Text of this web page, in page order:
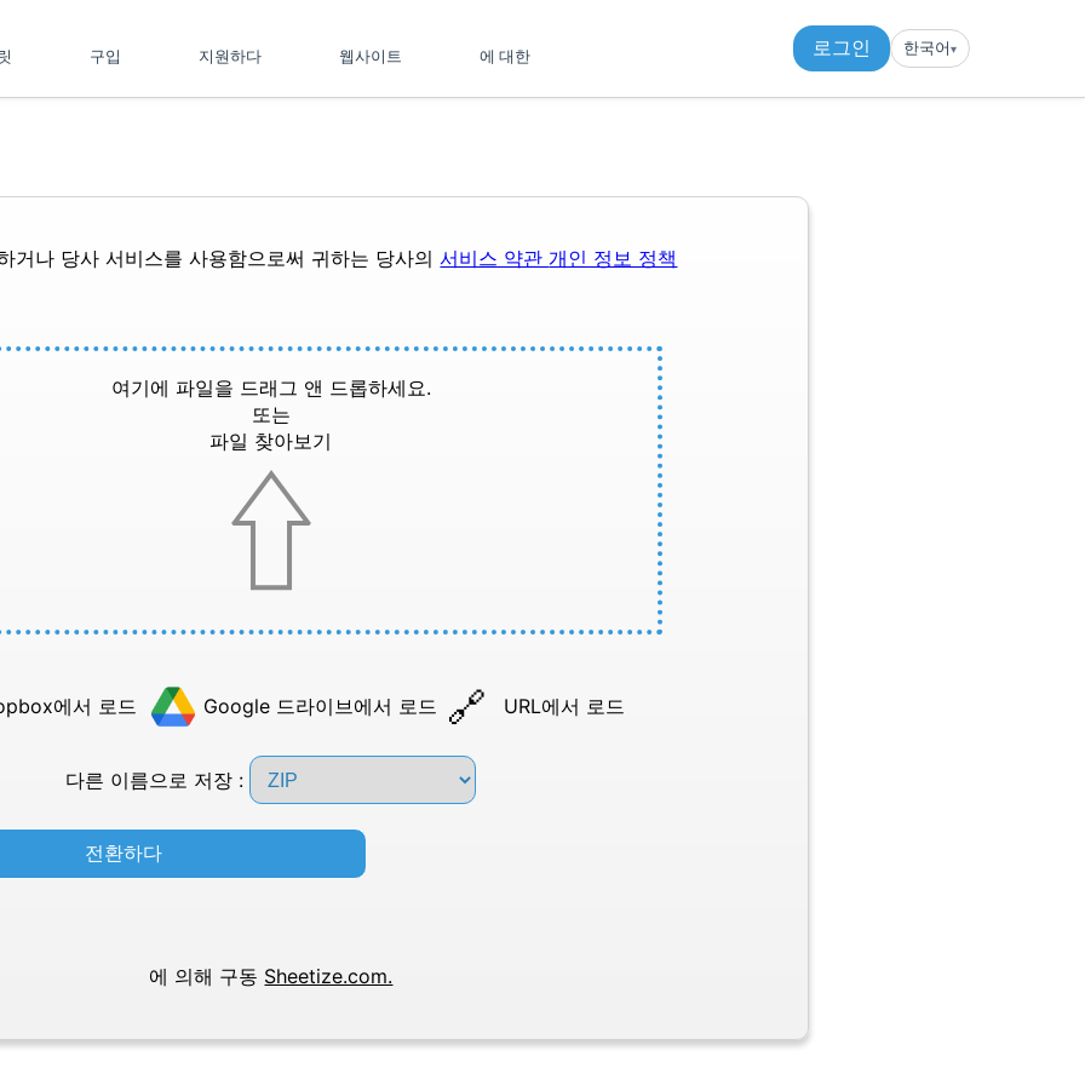
구입 지원하다 웹사이트 에 대한 로그인 한국어▾︎
거나 당사 서비스를 사용함으로써 귀하는 당사의서비스 약관개인 정보 정책
여기에 파일을 드래그 앤 드롭하세요.
또는
파일 찾아보기
에서 로드 Google 드라이브에서 로드 URL에서 로드
다른 이름으로 저장 :
전환하다
에 의해 구동 Sheetize.com.